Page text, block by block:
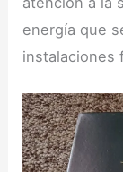
energía que
instalaciones